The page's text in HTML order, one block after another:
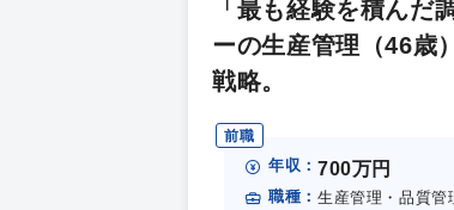
「最も経験を積んだ
ーの生産管理（46歳
戦略。
前職
年収： 700万円
職種： 生産管理・品質管